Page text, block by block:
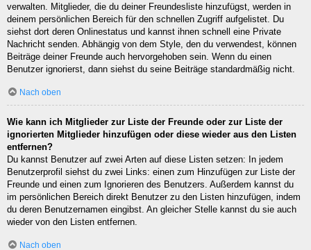
verwalten. Mitglieder, die du deiner Freundesliste hinzufügst, werden in
deinem persönlichen Bereich für den schnellen Zugriff aufgelistet. Du
siehst dort deren Onlinestatus und kannst ihnen schnell eine Private
Nachricht senden. Abhängig von dem Style, den du verwendest, können
Beiträge deiner Freunde auch hervorgehoben sein. Wenn du einen
Benutzer ignorierst, dann siehst du seine Beiträge standardmäßig nicht.
Nach oben
Wie kann ich Mitglieder zur Liste der Freunde oder zur Liste der
ignorierten Mitglieder hinzufügen oder diese wieder aus den Listen
entfernen?
Du kannst Benutzer auf zwei Arten auf diese Listen setzen: In jedem
Benutzerprofil siehst du zwei Links: einen zum Hinzufügen zur Liste der
Freunde und einen zum Ignorieren des Benutzers. Außerdem kannst du
im persönlichen Bereich direkt Benutzer zu den Listen hinzufügen, indem
du deren Benutzernamen eingibst. An gleicher Stelle kannst du sie auch
wieder von den Listen entfernen.
Nach oben